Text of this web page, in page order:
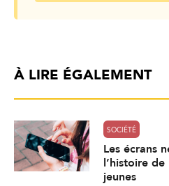
À LIRE ÉGALEMENT
SOCIÉTÉ
Les écrans
l’histoire
jeunes